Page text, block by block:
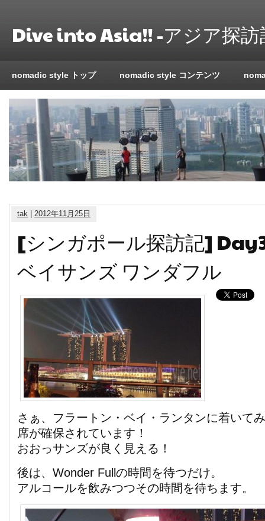
Dive into Asia!! -アジア探訪
nomadic style トップ nomadic style コンテンツ
tak 2012年11月25日
[シンガポール探訪記]
ベイサンズ ワンダフル
さぁ、フラートン・ベイ・ランタンに着いて
席が確保されています！
おおっサンズが良く見える！
後は、Wonder Fullの時間を待つだけ。
アルコールを飲みつつその時間を待ちます。